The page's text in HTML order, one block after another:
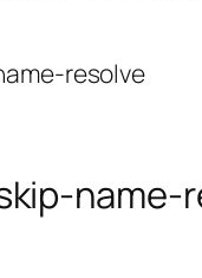
resolve
name-